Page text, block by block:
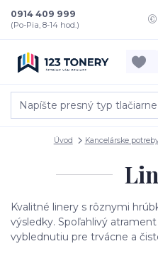
0914 409 999
(Po-Pia, 8-14 hod.)
Úvod Kancelárske
Kvalitné linery s rôznymi
výsledky. Spoľahlivý atrament
vyblednutiu pre trvácne a